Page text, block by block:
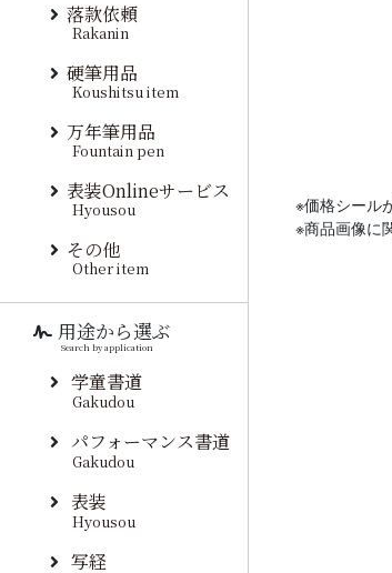
※価格シール
※商品画像に
落款依頼
Rakanin
硬筆用品
Koushitsu item
万年筆用品
Fountain pen
表装Onlineサービス
Hyousou
その他
Other item
用途から選ぶ
Search by application
学童書道
Gakudou
パフォーマンス書道
Gakudou
表装
Hyousou
写経